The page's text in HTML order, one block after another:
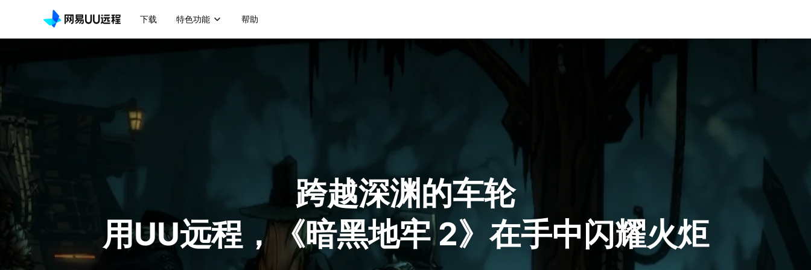
下载 特色功能 帮助
跨越深渊的车轮
用UU远程，《暗黑地牢 2》在手中闪耀火炬